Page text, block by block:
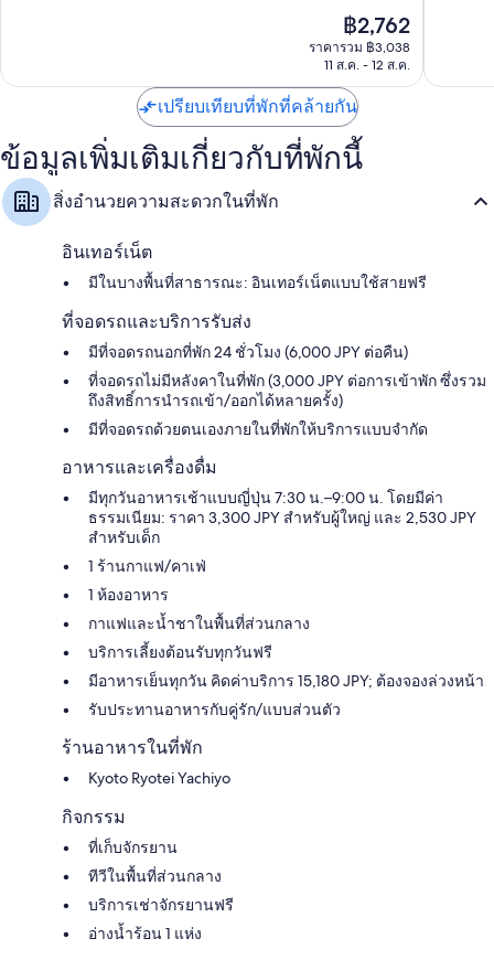
เครื่องนอนป้องกันสารก่อภูมิแพ้, ฟูกเสริมที่นอน และผ้านวมขนเป็ด
ฝักบัวนวดด้วยพลังน้ำ, โถสุขภัณฑ์แบบบิเดต์ และเสื้อคลุมอาบน้ำ
ทีวีจอแบน 31 นิ้ว พร้อม ช่องดาวเทียม
ตู้เสื้อผ้า, บริเวณรับประทานอาหารแยกเป็นสัดส่วน และหลอดไฟแอลอี
ร้อน
ชิ
โม
เงียว
รีวิว
ราคา
ปัจจุบัน
คือ
฿2,762
ราคารวม ฿3,038
11 ส.ค. - 12 ส.ค.
เคียว
รีวิว
เปรียบเทียบที่พักที่คล้ายกัน
ข้อมูลเพิ่มเติมเกี่ยวกับที่พักนี้
สิ่งอำนวยความสะดวกในที่พัก
อินเทอร์เน็ต
มีในบางพื้นที่สาธารณะ: อินเทอร์เน็ตแบบใช้สายฟรี
ที่จอดรถและบริการรับส่ง
มีที่จอดรถนอกที่พัก 24 ชั่วโมง (6,000 JPY ต่อคืน)
ที่จอดรถไม่มีหลังคาในที่พัก (3,000 JPY ต่อการเข้าพัก ซึ่งรวม
ถึงสิทธิ์การนำรถเข้า/ออกได้หลายครั้ง)
มีที่จอดรถด้วยตนเองภายในที่พักให้บริการแบบจำกัด
อาหารและเครื่องดื่ม
มีทุกวันอาหารเช้าแบบญี่ปุ่น 7:30 น.–9:00 น. โดยมีค่า
ธรรมเนียม: ราคา 3,300 JPY สำหรับผู้ใหญ่ และ 2,530 JPY
สำหรับเด็ก
1 ร้านกาแฟ/คาเฟ่
1 ห้องอาหาร
กาแฟและน้ำชาในพื้นที่ส่วนกลาง
บริการเลี้ยงต้อนรับทุกวันฟรี
มีอาหารเย็นทุกวัน คิดค่าบริการ 15,180 JPY; ต้องจองล่วงหน้า
รับประทานอาหารกับคู่รัก/แบบส่วนตัว
ร้านอาหารในที่พัก
Kyoto Ryotei Yachiyo
กิจกรรม
ที่เก็บจักรยาน
ทีวีในพื้นที่ส่วนกลาง
บริการเช่าจักรยานฟรี
อ่างน้ำร้อน 1 แห่ง